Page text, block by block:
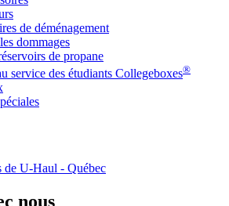
de déménagement
dommages
de propane
service des étudiants Collegeboxes®
de U-Haul - Québec
nous